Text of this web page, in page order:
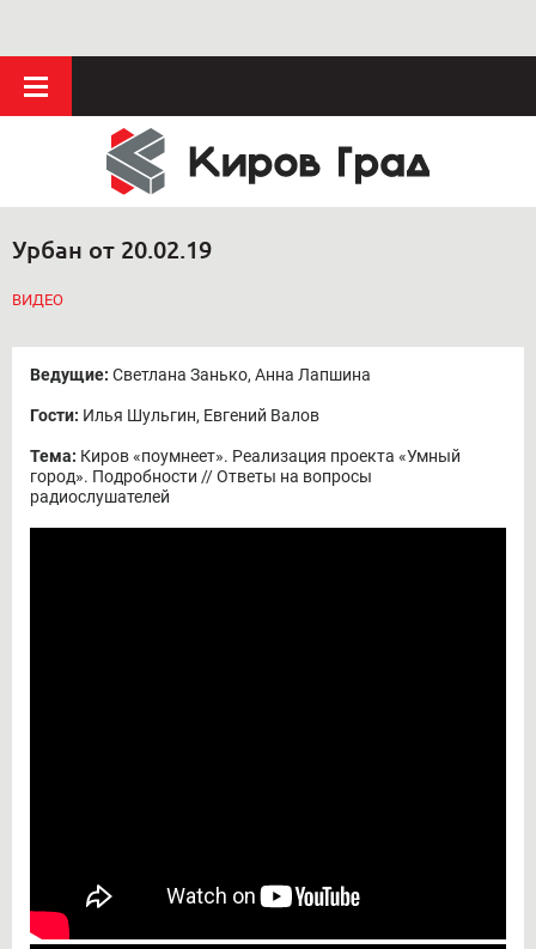
Урбан от 20.02.19
ВИДЕО
Ведущие: Светлана Занько, Анна Лапшина
Гости: Илья Шульгин, Евгений Валов
Тема: Киров «поумнеет». Реализация проекта «Умный
город». Подробности // Ответы на вопросы
радиослушателей